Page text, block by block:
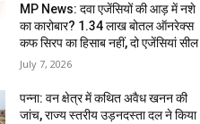
MP News: दवा एजेंसियों की आड़ में नशे
का कारोबार? 1.34 लाख बोतल ऑनरेक्स
कफ सिरप का हिसाब नहीं, दो एजेंसियां सील
July 7, 2026
पन्ना: वन क्षेत्र में कथित अवैध खनन की
जांच, राज्य स्तरीय उड़नदस्ता दल ने किया